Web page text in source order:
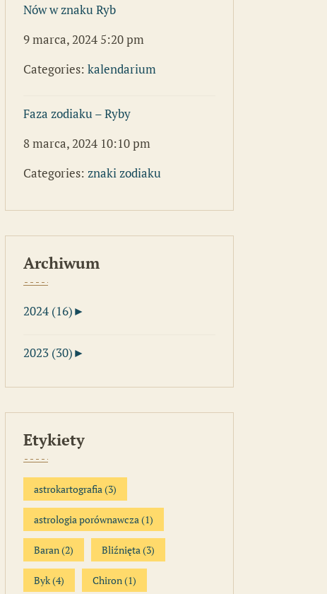
Nów w znaku Ryb
9 marca, 2024 5:20 pm
Categories: kalendarium
Faza zodiaku – Ryby
8 marca, 2024 10:10 pm
Categories: znaki zodiaku
Archiwum
►
2024 (16)
►
2023 (30)
Etykiety
astrokartografia (3)
astrologia porównawcza (1)
Baran(2) Bliźnięta (3)
Byk(4) Chiron(1)